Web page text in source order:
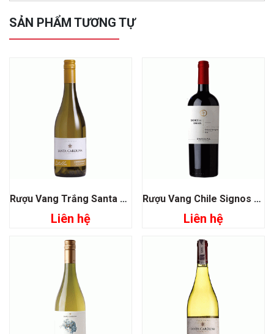
SẢN PHẨM TƯƠNG TỰ
Rượu Vang Trắng Santa Carolina Estrellas Chardonnay
Liên hệ
Rượu Vang Chile Signos De Origen Cabernet Sauvignon
Liên hệ